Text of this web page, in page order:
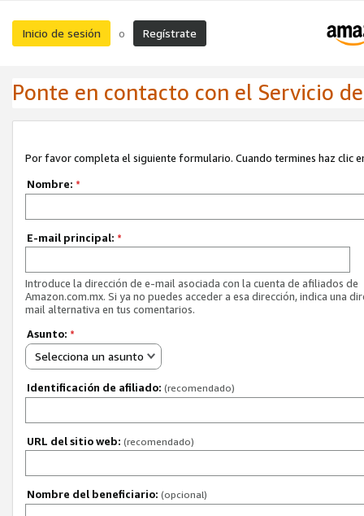
Inicio de sesión o Regístrate
Ponte en contacto con el Servicio
Por favor completa el siguiente formulario. Cuando termines haz clic
Nombre: *
E-mail principal: *
Introduce la dirección de e-mail asociada con la cuenta de afiliados de
Amazon.com.mx. Si ya no puedes acceder a esa dirección, indica una
mail alternativa en tus comentarios.
Asunto: *
Selecciona un asunto
Identificación de afiliado: (recomendado)
URL del sitio web: (recomendado)
Nombre del beneficiario: (opcional)